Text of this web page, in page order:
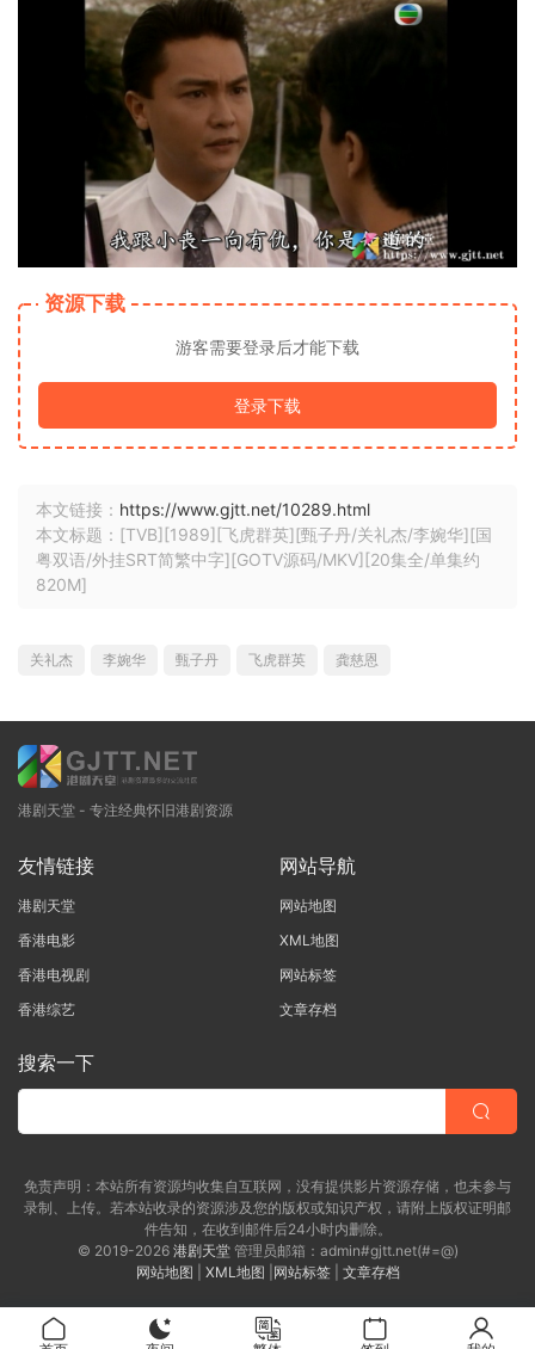
资源下载
游客需要登录后才能下载
登录下载
本文链接： https://www.gjtt.net/10289.html
本文标题：[TVB][1989][飞虎群英][甄子丹/关礼杰/李婉华][国
粤双语/外挂SRT简繁中字][GOTV源码/MKV][20集全/单集约
820M]
关礼杰 李婉华 甄子丹 飞虎群英 龚慈恩
港剧天堂 - 专注经典怀旧港剧资源
友情链接
港剧天堂
香港电影
香港电视剧
香港综艺
网站导航
网站地图
XML地图
网站标签
文章存档
搜索一下
免责声明：本站所有资源均收集自互联网，没有提供影片资源存储，也未参与
录制、上传。若本站收录的资源涉及您的版权或知识产权，请附上版权证明邮
件告知，在收到邮件后24小时内删除。
© 2019-2026 港剧天堂管理员邮箱：admin#gjtt.net(#=@)
网站地图
XML地图 网站标签| 文章存档